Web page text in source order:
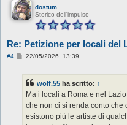
dostum
Storico dell'impulso
Re: Petizione per locali del
#4
M
a
g
o
22/05/2026, 13:39
wolf.55 ha scritto: ↑
Ma i locali a Roma e nel
che non ci si renda conto che
esistono più le artiste di